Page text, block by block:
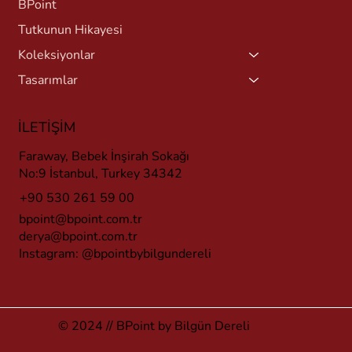
BPoint
Tutkunun Hikayesi
Koleksiyonlar
Tasarımlar
İLETİŞİM
Faraway, Bebek İnşirah Sokağı
No:9 İstanbul, Turkey 34342
+90 530 261 59 00
bpoint@bpoint.com.tr
derya@bpoint.com.tr
Instagram: @bpointbybilgundereli
© 2024 // BPoint by Bilgün Dereli